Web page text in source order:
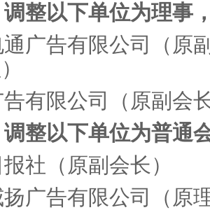
调整以下单位为理事
广告有限公司（原
告有限公司（原副会
调整以下单位为普通
社（原副会长）
扬广告有限公司（原